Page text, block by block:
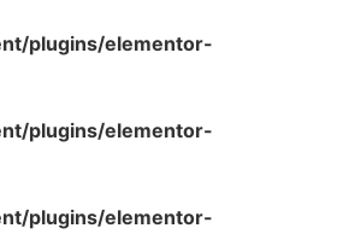
plugins/elementor-
plugins/elementor-
plugins/elementor-